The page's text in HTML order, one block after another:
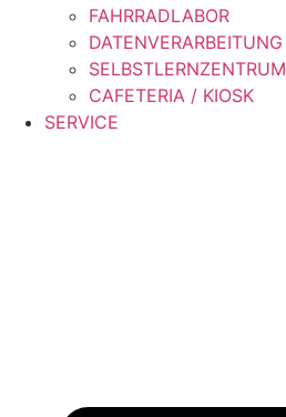
FAHRRADLABOR
DATENVERARBEITUNG
SELBSTLERNZENTRUM
CAFETERIA / KIOSK
SERVICE